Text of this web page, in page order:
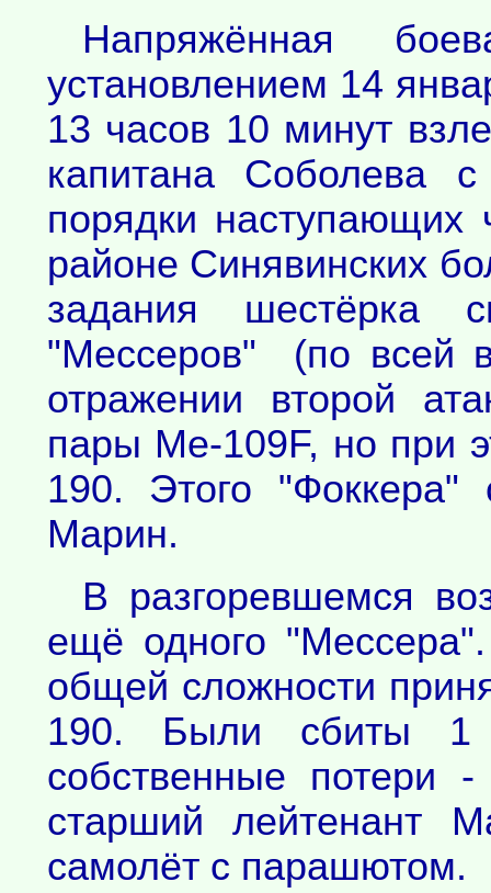
Напряжённая
установлением 14
13 часов 10 минут
капитана Соболева
порядки
районе Синявинских
задания шестёрка
"Мессеров" (по всей
отражении второй
пары Ме-109F, но при
190. Этого
Марин.
В разгоревшемся
ещё одного
общей сложности
190. Были сбиты 1
собственные потери
старший лейтенант
самолёт с парашютом.